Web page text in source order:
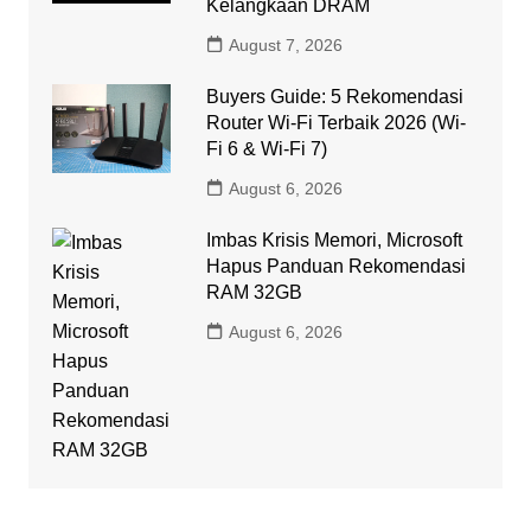
Kelangkaan DRAM
August 7, 2026
Buyers Guide: 5 Rekomendasi
Router Wi-Fi Terbaik 2026 (Wi-
Fi 6 & Wi-Fi 7)
August 6, 2026
Imbas Krisis Memori, Microsoft
Hapus Panduan Rekomendasi
RAM 32GB
August 6, 2026